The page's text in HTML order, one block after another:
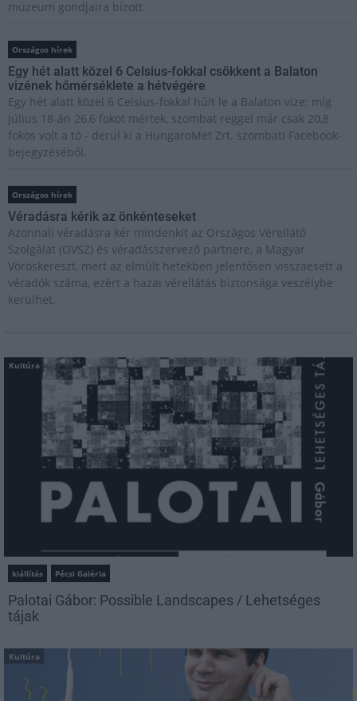
múzeum gondjaira bízott.
Országos hírek
Egy hét alatt közel 6 Celsius-fokkal csökkent a Balaton
vizének hőmérséklete a hétvégére
Egy hét alatt közel 6 Celsius-fokkal hűlt le a Balaton vize: míg
július 18-án 26,6 fokot mértek, szombat reggel már csak 20,8
fokos volt a tó - derül ki a HungaroMet Zrt. szombati Facebook-
bejegyzéséből.
Országos hírek
Véradásra kérik az önkénteseket
Azonnali véradásra kér mindenkit az Országos Vérellátó
Szolgálat (OVSZ) és véradásszervező partnere, a Magyar
Vöröskereszt, mert az elmúlt hetekben jelentősen visszaesett a
véradók száma, ezért a hazai vérellátás biztonsága veszélybe
kerülhet.
Kultúra
kiállítás Pécsi Galéria
Palotai Gábor: Possible Landscapes / Lehetséges
tájak
Kultúra